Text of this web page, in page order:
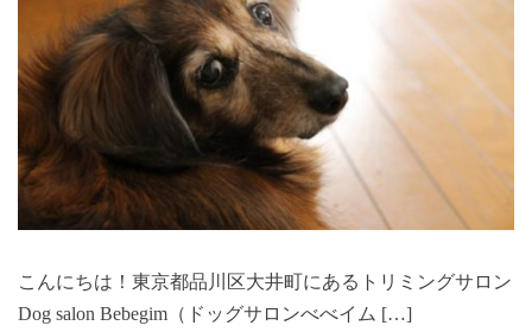
こんにちは！東京都品川区大井町にあるトリミングサロン
Dog salon Bebegim（ドッグサロンべべイム […]